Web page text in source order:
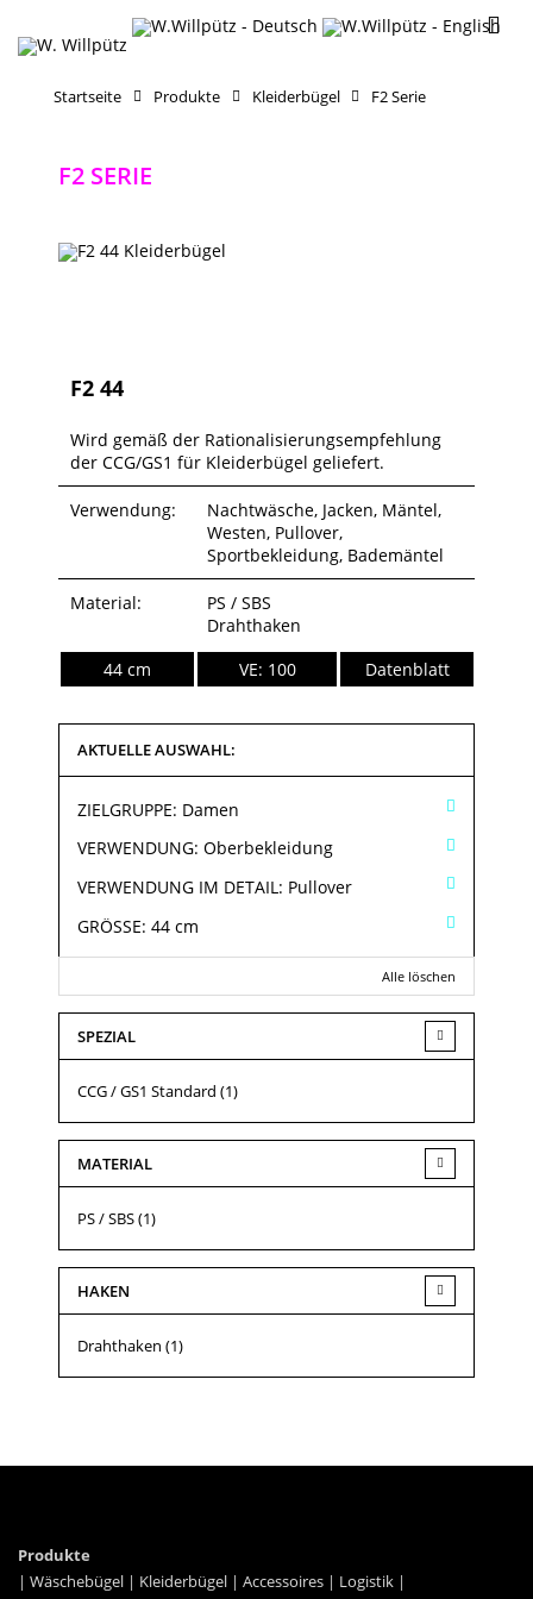
Startseite Produkte Kleiderbügel F2 Serie
F2 SERIE
F2 44
Wird gemäß der Rationalisierungsempfehlung
der CCG/GS1 für Kleiderbügel geliefert.
Verwendung:
Nachtwäsche, Jacken, Mäntel,
Westen, Pullover,
Sportbekleidung, Bademäntel
Material:
PS / SBS
Drahthaken
44 cm
VE: 100 Datenblatt
AKTUELLE AUSWAHL:
ZIELGRUPPE: Damen
VERWENDUNG: Oberbekleidung
VERWENDUNG IM DETAIL: Pullover
GRÖSSE: 44 cm
Alle löschen
SPEZIAL
CCG / GS1 Standard (1)
MATERIAL
PS / SBS(1)
HAKEN
Drahthaken (1)
Produkte
| Wäschebügel | Kleiderbügel | Accessoires | Logistik |